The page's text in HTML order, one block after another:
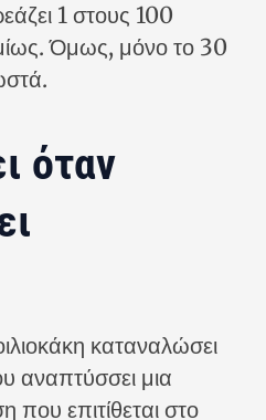
1 στους 100
Όμως, μόνο το 30
όταν
καταναλώσει
αναπτύσσει μια
που επιτίθεται στο